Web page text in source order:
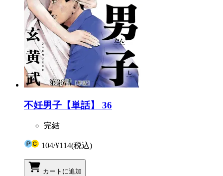
不妊男子【単話】 36
完結
104/¥114(税込)
カートに追加